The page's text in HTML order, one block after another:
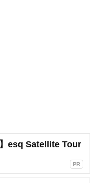
】esq Satellite Tour
PR